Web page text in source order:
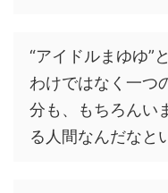
“アイドルまゆゆ”
わけではなく一つ
分も、もちろんい
る人間なんだなと